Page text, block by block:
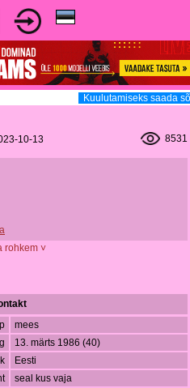
Kuulutamiseks saada
10-13 8531
rohkem ˅
mees
13. märts 1986 (40)
Eesti
seal kus vaja